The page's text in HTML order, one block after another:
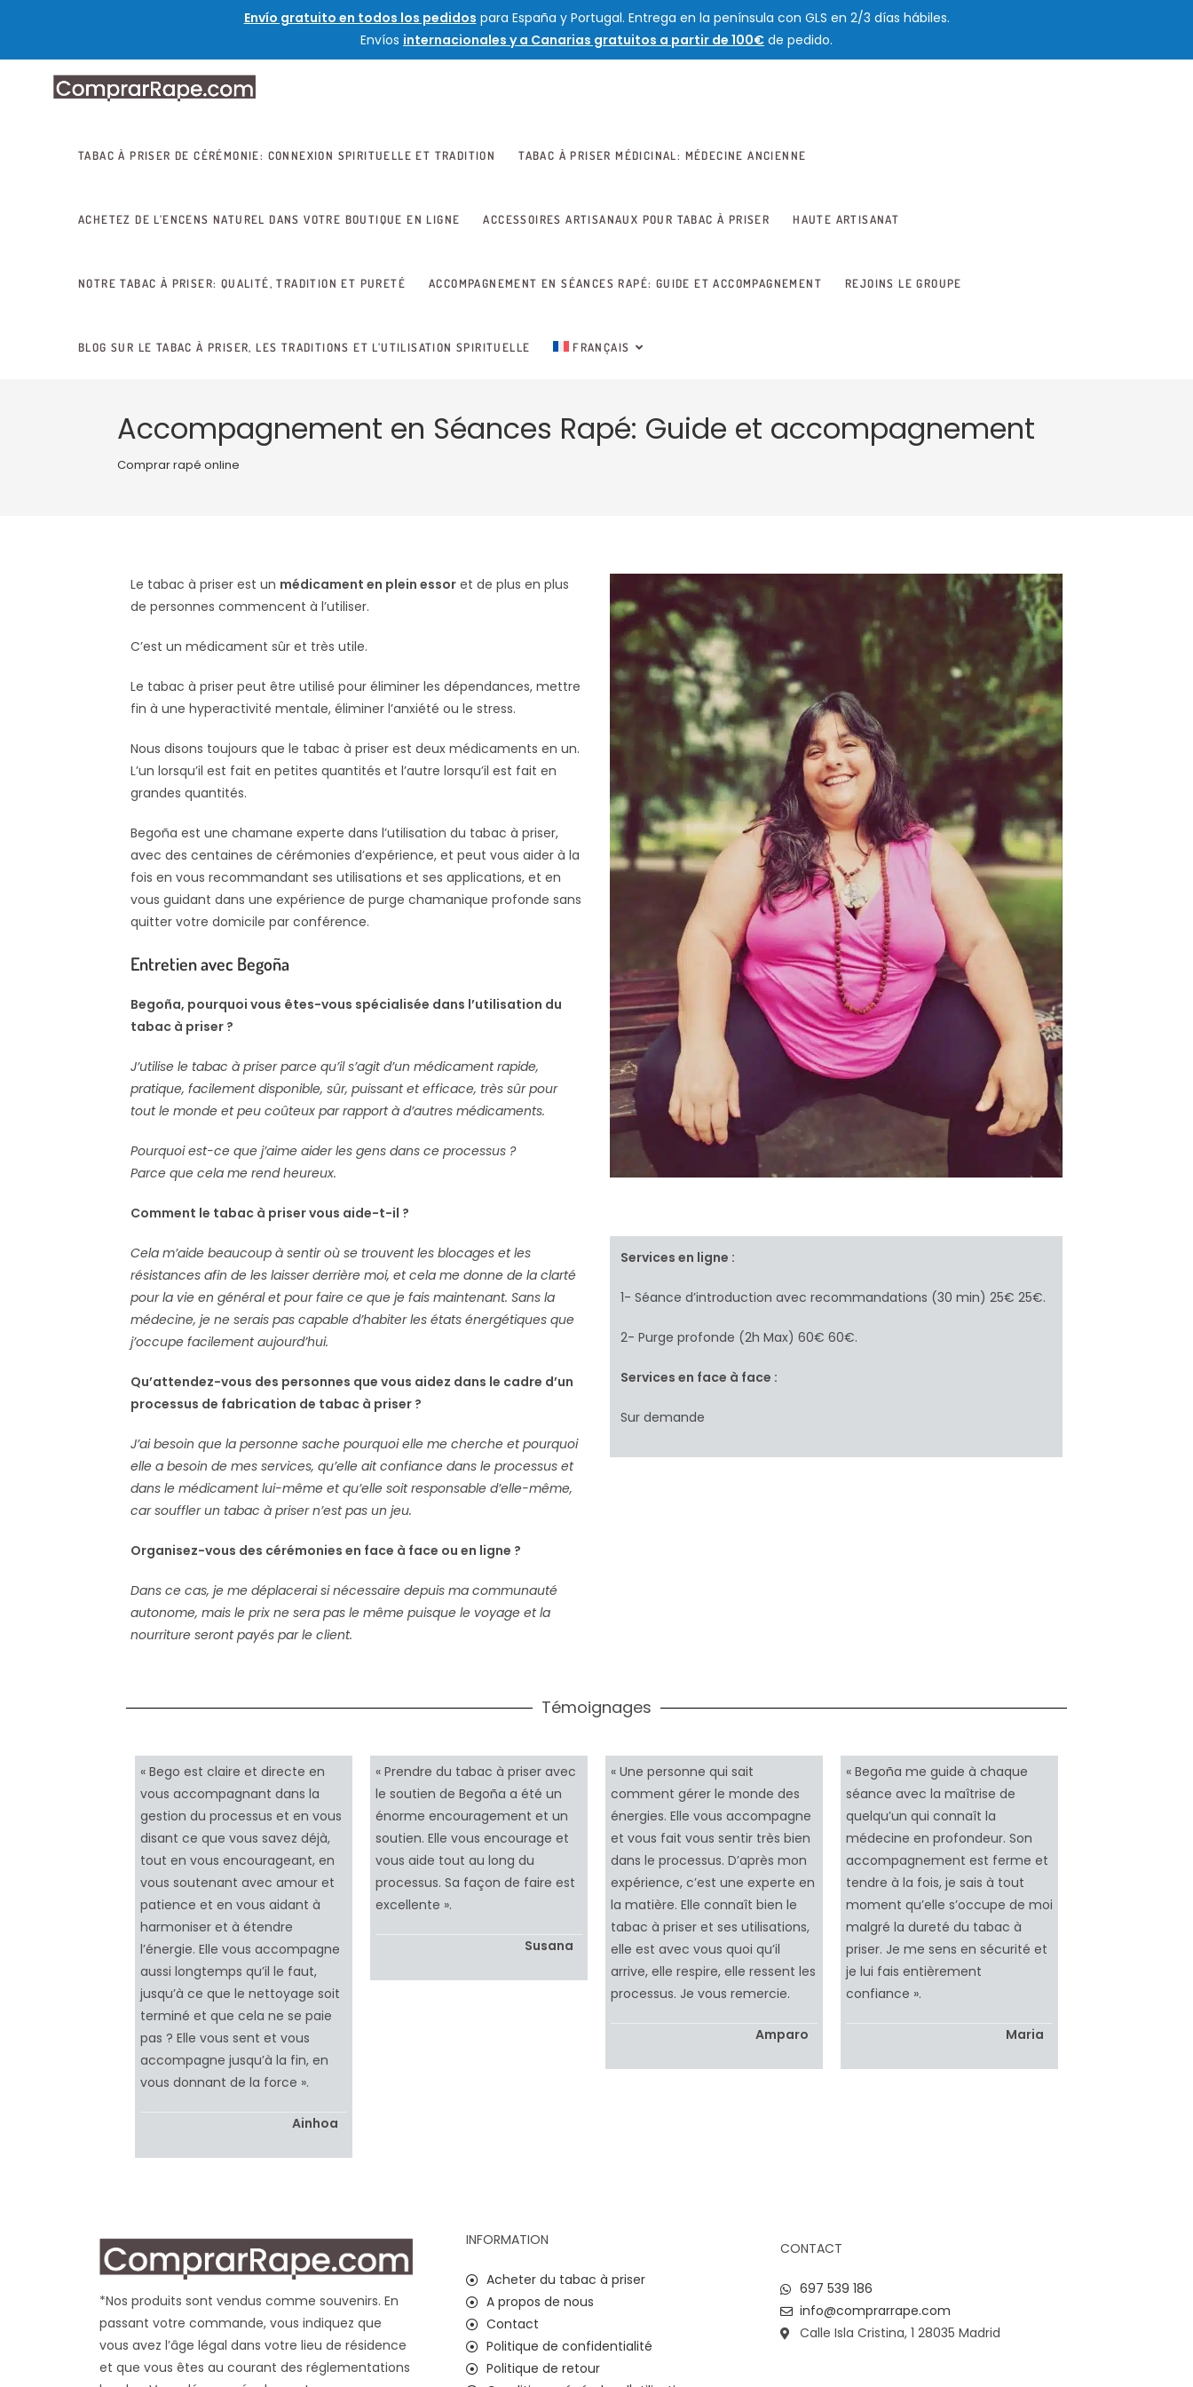
Envío gratuito en todos los pedidos para España y Portugal. Entrega en la península con GLS en 2/3 días hábiles.
Envíos internacionales y a Canarias gratuitos a partir de 100€ de pedido.
TABAC À PRISER DE CÉRÉMONIE: CONNEXION SPIRITUELLE ET TRADITION TABAC À PRISER MÉDICINAL: MÉDECINE ANCIENNE
ACHETEZ DE L’ENCENS NATUREL DANS VOTRE BOUTIQUE EN LIGNE ACCESSOIRES ARTISANAUX POUR TABAC À PRISER HAUTE ARTISANAT
NOTRE TABAC À PRISER: QUALITÉ, TRADITION ET PURETÉ ACCOMPAGNEMENT EN SÉANCES RAPÉ: GUIDE ET ACCOMPAGNEMENT REJOINS LE GROUPE
BLOG SUR LE TABAC À PRISER, LES TRADITIONS ET L’UTILISATION SPIRITUELLE FRANÇAIS
Accompagnement en Séances Rapé: Guide et accompagnement
Comprar rapé online
Le tabac à priser est un médicament en plein essor et de plus en plus
de personnes commencent à l’utiliser.
C’est un médicament sûr et très utile.
Le tabac à priser peut être utilisé pour éliminer les dépendances, mettre
fin à une hyperactivité mentale, éliminer l’anxiété ou le stress.
Nous disons toujours que le tabac à priser est deux médicaments en un.
L’un lorsqu’il est fait en petites quantités et l’autre lorsqu’il est fait en
grandes quantités.
Begoña est une chamane experte dans l’utilisation du tabac à priser,
avec des centaines de cérémonies d’expérience, et peut vous aider à la
fois en vous recommandant ses utilisations et ses applications, et en
vous guidant dans une expérience de purge chamanique profonde sans
quitter votre domicile par conférence.
Entretien avec Begoña
Begoña, pourquoi vous êtes-vous spécialisée dans l’utilisation du
tabac à priser ?
J’utilise le tabac à priser parce qu’il s’agit d’un médicament rapide,
pratique, facilement disponible, sûr, puissant et efficace, très sûr pour
tout le monde et peu coûteux par rapport à d’autres médicaments.
Pourquoi est-ce que j’aime aider les gens dans ce processus ?
Parce que cela me rend heureux.
Comment le tabac à priser vous aide-t-il ?
Cela m’aide beaucoup à sentir où se trouvent les blocages et les
résistances afin de les laisser derrière moi, et cela me donne de la clarté
pour la vie en général et pour faire ce que je fais maintenant. Sans la
médecine, je ne serais pas capable d’habiter les états énergétiques que
j’occupe facilement aujourd’hui.
Qu’attendez-vous des personnes que vous aidez dans le cadre d’un
processus de fabrication de tabac à priser ?
J’ai besoin que la personne sache pourquoi elle me cherche et pourquoi
elle a besoin de mes services, qu’elle ait confiance dans le processus et
dans le médicament lui-même et qu’elle soit responsable d’elle-même,
car souffler un tabac à priser n’est pas un jeu.
Organisez-vous des cérémonies en face à face ou en ligne ?
Dans ce cas, je me déplacerai si nécessaire depuis ma communauté
autonome, mais le prix ne sera pas le même puisque le voyage et la
nourriture seront payés par le client.
Services en ligne :
1- Séance d’introduction avec recommandations (30 min) 25€ 25€.
2- Purge profonde (2h Max) 60€ 60€.
Services en face à face :
Sur demande
Témoignages
« Bego est claire et directe en
vous accompagnant dans la
gestion du processus et en vous
disant ce que vous savez déjà,
tout en vous encourageant, en
vous soutenant avec amour et
patience et en vous aidant à
harmoniser et à étendre
l’énergie. Elle vous accompagne
aussi longtemps qu’il le faut,
jusqu’à ce que le nettoyage soit
terminé et que cela ne se paie
pas ? Elle vous sent et vous
accompagne jusqu’à la fin, en
vous donnant de la force ».
Ainhoa
« Prendre du tabac à priser avec
le soutien de Begoña a été un
énorme encouragement et un
soutien. Elle vous encourage et
vous aide tout au long du
processus. Sa façon de faire est
excellente ».
Susana
« Une personne qui sait
comment gérer le monde des
énergies. Elle vous accompagne
et vous fait vous sentir très bien
dans le processus. D’après mon
expérience, c’est une experte en
la matière. Elle connaît bien le
tabac à priser et ses utilisations,
elle est avec vous quoi qu’il
arrive, elle respire, elle ressent les
processus. Je vous remercie.
Amparo
« Begoña me guide à chaque
séance avec la maîtrise de
quelqu’un qui connaît la
médecine en profondeur. Son
accompagnement est ferme et
tendre à la fois, je sais à tout
moment qu’elle s’occupe de moi
malgré la dureté du tabac à
priser. Je me sens en sécurité et
je lui fais entièrement
confiance ».
Maria
*Nos produits sont vendus comme souvenirs. En
passant votre commande, vous indiquez que
vous avez l’âge légal dans votre lieu de résidence
et que vous êtes au courant des réglementations
INFORMATION
Acheter du tabac à priser
A propos de nous
Contact
Politique de confidentialité
Politique de retour
CONTACT
697 539 186
info@comprarrape.com
Calle Isla Cristina, 1 28035 Madrid